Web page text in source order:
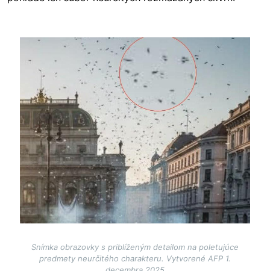
Snímka obrazovky s priblíženým detailom na poletujúce
predmety neurčitého charakteru. Vytvorené AFP 1.